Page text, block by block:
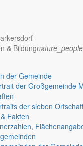
markersdorf.de
& Bildungnature_people
der Gemeinde
der Großgemeinde
der sieben
Fakten